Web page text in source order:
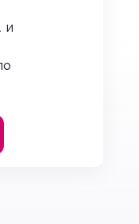
в
имеет
Меняются
и